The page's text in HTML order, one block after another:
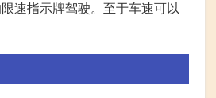
速指示牌驾驶。至于车速可以